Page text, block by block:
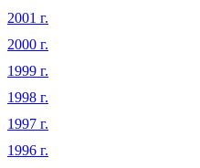
2001 г.
2000 г.
1999 г.
1998 г.
1997 г.
1996 г.